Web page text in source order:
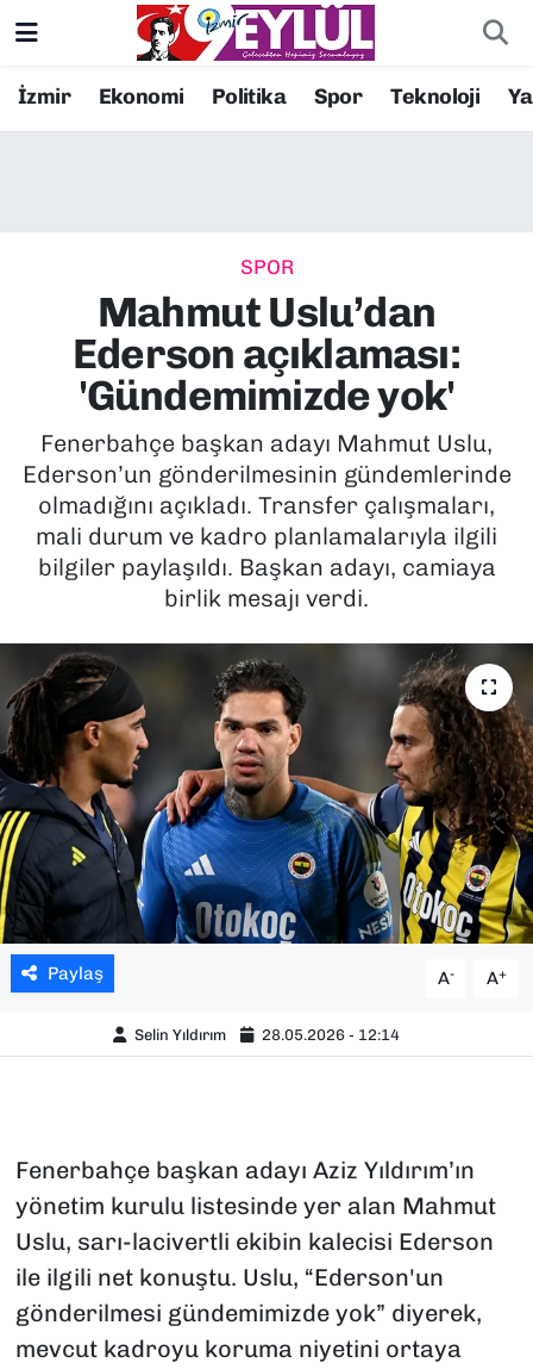
İzmir Ekonomi Politika Spor Teknoloji
SPOR
Mahmut Uslu’dan
Ederson açıklaması:
'Gündemimizde yok'
Fenerbahçe başkan adayı Mahmut Uslu,
Ederson’un gönderilmesinin gündemlerinde
olmadığını açıkladı. Transfer çalışmaları,
mali durum ve kadro planlamalarıyla ilgili
bilgiler paylaşıldı. Başkan adayı, camiaya
birlik mesajı verdi.
Paylaş A- A+
Selin Yıldırım 28.05.2026 - 12:14
Fenerbahçe başkan adayı Aziz Yıldırım’ın
yönetim kurulu listesinde yer alan Mahmut
Uslu, sarı-lacivertli ekibin kalecisi Ederson
ile ilgili net konuştu. Uslu, “Ederson'un
gönderilmesi gündemimizde yok” diyerek,
mevcut kadroyu koruma niyetini ortaya
Resmi İlanlar
EKONOMİ
KÜLTÜR SANAT
MAGAZİN
POLİTİKA
SAĞLIK
SPOR
TEKNOLOJİ
YAŞAM
YEREL YÖNETİMLER
Konak Nöbetçi Eczaneler
Süper Lig Puan Durumu ve Fikstür
Tüm Manşetler
Son Dakika Haberleri
Haber Arşivi